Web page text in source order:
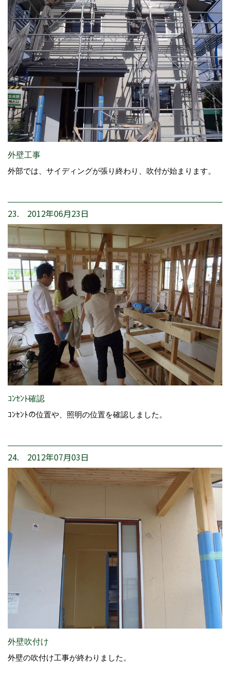
外壁工事
外部では、サイディングが張り終わり、吹付が始まります。
23. 2012年06月23日
ｺﾝｾﾝﾄ確認
ｺﾝｾﾝﾄの位置や、照明の位置を確認しました。
24. 2012年07月03日
外壁吹付け
外壁の吹付け工事が終わりました。